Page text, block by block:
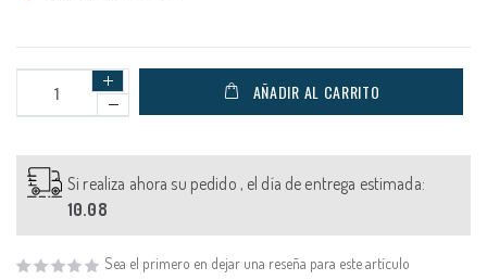
AÑADIR AL CARRITO
Si realiza ahora su pedido , el día de entrega estimada:
10.08
Sea el primero en dejar una reseña para este artículo